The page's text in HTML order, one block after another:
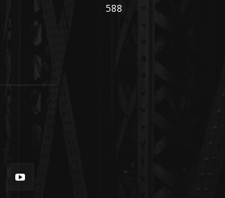
588